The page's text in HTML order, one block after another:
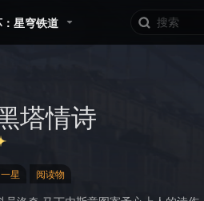
：星穹铁道
塔情诗
一星 阅读物